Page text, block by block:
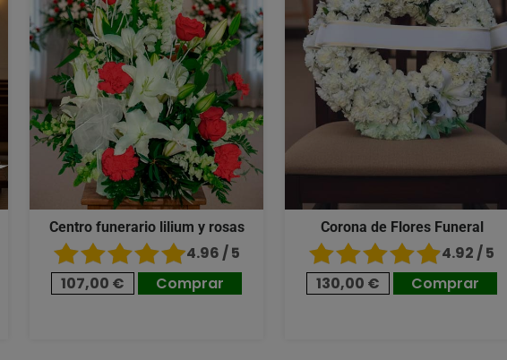
Centro funerario lilium y rosas
4.96 / 5
107,00 €
Comprar
Corona de Flores Funeral
4.92 / 5
130,00 €
Comprar